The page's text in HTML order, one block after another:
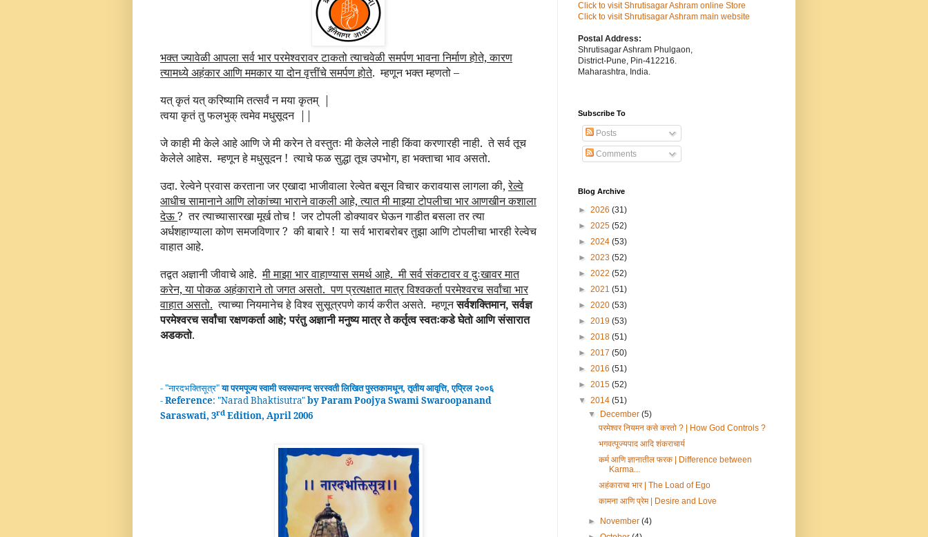
भक्त ज्यावेळी आपला सर्व भार परमेश्वरावर टाकतो त्याचवेळी समर्पण भावना निर्माण होते, कारण
त्यामध्ये अहंकार आणि ममकार या दोन वृत्तींचे समर्पण होते. म्हणून भक्त म्हणतो –
यत् कृतं यत् करिष्यामि तत्सर्वं न मया कृतम् |
त्वया कृतं तु फलभुक् त्वमेव मधुसूदन ||
जे काही मी केले आहे आणि जे मी करेन ते वस्तुतः मी केलेले नाही किंवा करणारही नाही. ते सर्व तूच
केलेले आहेस. म्हणून हे मधुसूदन ! त्याचे फळ सुद्धा तूच उपभोग, हा भक्ताचा भाव असतो.
उदा. रेल्वेने प्रवास करताना जर एखादा भाजीवाला रेल्वेत बसून विचार करावयास लागला की,रेल्वे
आधीच सामानाने आणि लोकांच्या भाराने वाकली आहे, त्यात मी माझ्या टोपलीचा भार आणखीन कशाला
देऊ? तर त्याच्यासारखा मूर्ख तोच ! जर टोपली डोक्यावर घेऊन गाडीत बसला तर त्या
अर्धशहाण्याला कोण समजविणार ? की बाबारे ! या सर्व भाराबरोबर तुझा आणि टोपलीचा भारही रेल्वेच
वाहात आहे.
तद्वत अज्ञानी जीवाचे आहे. मी माझा भार वाहाण्यास समर्थ आहे. मी सर्व संकटावर व दुःखावर मात
करेन, या पोकळ अहंकाराने तो जगत असतो. पण प्रत्यक्षात मात्र विश्वकर्ता परमेश्वरच सर्वांचा भार
वाहात असतो. त्याच्या नियमानेच हे विश्व सुसूत्रपणे कार्य करीत असते. म्हणूनसर्वशक्तिमान, सर्वज्ञ
परमेश्वरच सर्वांचा रक्षणकर्ता आहे; परंतु अज्ञानी मनुष्य मात्र ते कर्तृत्व स्वतःकडे घेतो आणि संसारात
अडकतो.
- "नारदभक्तिसूत्र"या परमपूज्य स्वामीस्वरूपानन्दसरस्वती लिखित पुस्तकामधून,तृतीयआवृत्ति, एप्रिल २००६
-Reference: "Narad Bhaktisutra"by Param Poojya Swami Swaroopanand
Saraswati, 3rd Edition, April 2006
Click to visit Shrutisagar Ashram online Store
Click to visit Shrutisagar Ashram main website
Postal Address:
Shrutisagar Ashram Phulgaon,
District-Pune, Pin-412216.
Maharashtra, India.
Subscribe To
Posts
Comments
Blog Archive
► 2026 (31)
► 2025 (52)
► 2024 (53)
► 2023 (52)
► 2022 (52)
► 2021 (51)
► 2020 (53)
► 2019 (53)
► 2018 (51)
► 2017 (50)
► 2016 (51)
► 2015 (52)
▼ 2014 (51)
▼
December(5)
परमेश्वर नियमन कसे करतो ? | How God Controls ?
भगवत्पूज्यपाद आदि शंकराचार्य
कर्म आणि ज्ञानातील फरक | Difference between
Karma...
अहंकाराचा भार | The Load of Ego
कामना आणि प्रेम | Desire and Love
► November(4)